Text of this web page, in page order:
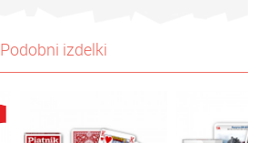
Karte
PIATNIK IGRE
Podobni izdelki